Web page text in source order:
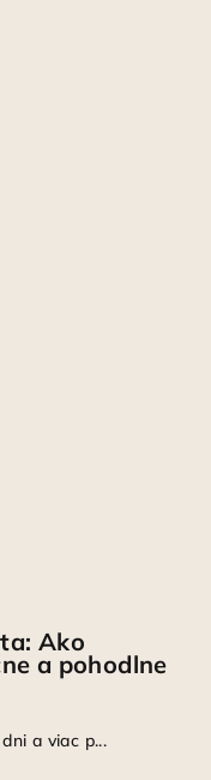
Ako
a pohodlne
a viac p...